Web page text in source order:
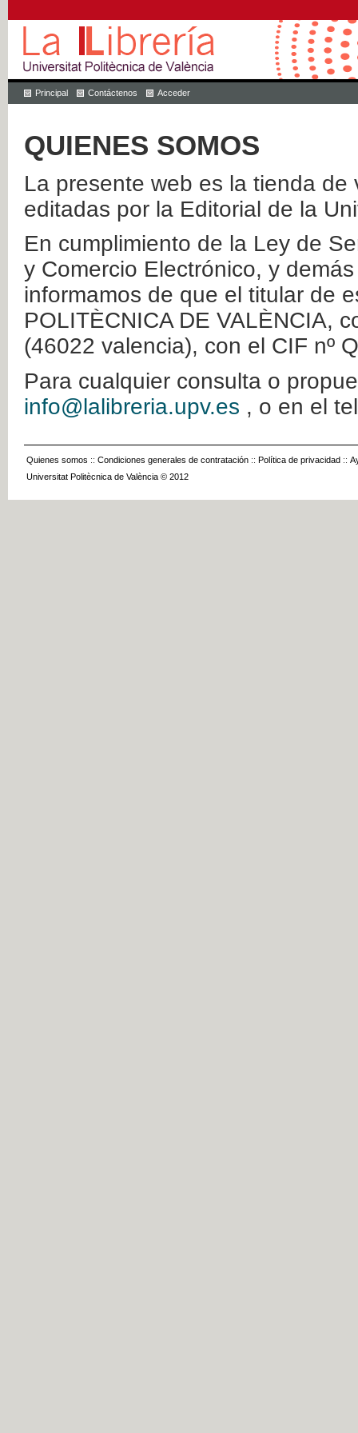
Principal Contáctenos Acceder
QUIENES SOMOS
La presente web es la tienda
editadas por la Editorial de la
En cumplimiento de la Ley de
y Comercio Electrónico, y
informamos de que el titular de
POLITÈCNICA DE VALÈNCIA,
(46022 valencia), con el CIF nº
Para cualquier consulta o
info@lalibreria.upv.es , o en el
Quienes somos :: Condiciones generales de contratación :: Política de privacidad ::
Universitat Politècnica de València © 2012